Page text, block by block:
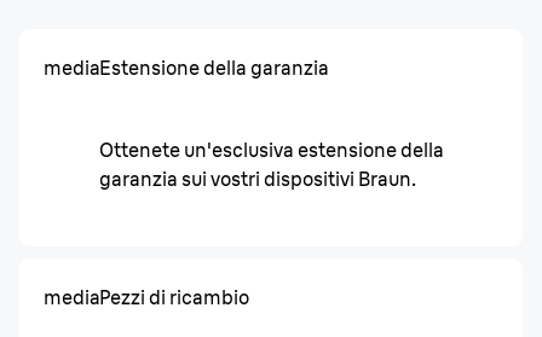
mediaEstensione della garanzia
Ottenete un'esclusiva estensione della
garanzia sui vostri dispositivi Braun.
mediaPezzi di ricambio